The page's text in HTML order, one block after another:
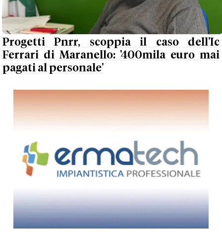
Progetti Pnrr, scoppia il caso dell'Ic
Ferrari di Maranello: '400mila euro mai
pagati al personale'